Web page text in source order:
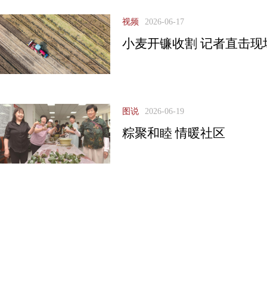
视频 2026-06-17
小麦开镰收割 记者直击现
图说 2026-06-19
粽聚和睦 情暖社区